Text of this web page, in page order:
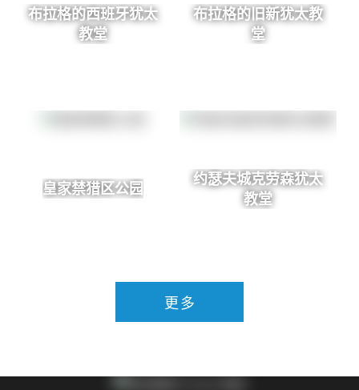
布拉格的西班牙犹太
教堂
布拉格的旧新犹太教
堂
皇家禁猎区公园
约瑟夫城克劳森犹太
教堂
更多